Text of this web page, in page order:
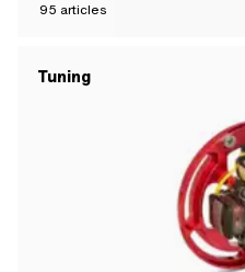
95 articles
Tuning